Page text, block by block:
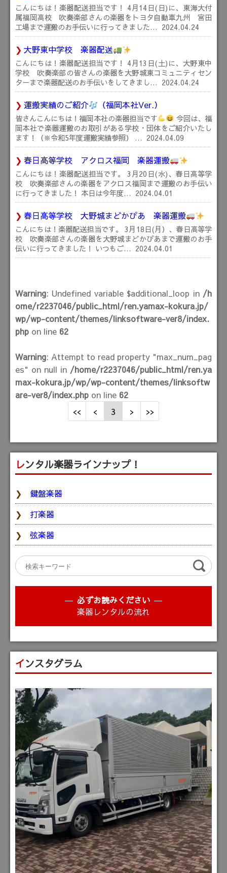
こんにちは！楽器配送担当です！ 4月14日(日)に、東海大付
属福岡高校 吹奏楽部さんの楽器をトヨタ自動車九州 宮田
工場まで運搬のお手伝いに行ってきました… 2024.04.24
大野東中学校 楽器配送
こんにちは！楽器配送担当です！ 4月13日(土)に、大野東中
学校 吹奏楽部の皆さんの楽器を大野城東コミュニティセン
ターまで楽器配送のお手伝いをしてきまし… 2024.04.24
運搬実績のご紹介 （福岡本社Ver.）
皆さんこんにちは！福岡本社の楽器担当です
今回は、福
岡本社で楽器運搬のお取引がある学校・団体をご紹介いたし
ます！（※令和5年度運搬実績参照） … 2024.04.09
春日高等学校 アクロス福岡 楽器運搬
こんにちは！楽器配送担当です。 3月20日(水)、春日高等学
校 吹奏楽部さんの楽器をアクロス福岡まで運搬のお手伝い
に行ってきました！ 本日は今年度… 2024.04.01
春日高等学校 大野城まどかぴあ 楽器運搬
こんにちは！楽器配送担当です。 3月18日(月）、春日高等学
校 吹奏楽部さんの楽器を大野城まどかぴあまで運搬のお手
伝いに行ってきました！ いつもご… 2024.04.01
Warning: Undefined variable $additional_loop in /h
ome/r2237046/public_html/ren.yamax-kokura.jp/
wp/wp-content/themes/linksoftware-ver8/index.
php on line 62
Warning: Attempt to read property "max_num_pag
es" on null in /home/r2237046/public_html/ren.ya
max-kokura.jp/wp/wp-content/themes/linksoftw
are-ver8/index.php on line 62
3
レンタル楽器ラインナップ！
鍵盤楽器
打楽器
弦楽器
必ずお読みください
楽器レンタルの流れ
インスタグラム